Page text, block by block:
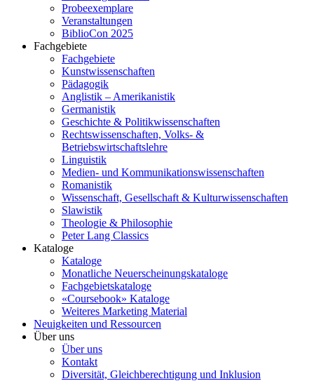
Probeexemplare
Veranstaltungen
BiblioCon 2025
Fachgebiete
Fachgebiete
Kunstwissenschaften
Pädagogik
Anglistik – Amerikanistik
Germanistik
Geschichte & Politikwissenschaften
Rechtswissenschaften, Volks- &
Betriebswirtschaftslehre
Linguistik
Medien- und Kommunikationswissenschaften
Romanistik
Wissenschaft, Gesellschaft & Kulturwissenschaften
Slawistik
Theologie & Philosophie
Peter Lang Classics
Kataloge
Kataloge
Monatliche Neuerscheinungskataloge
Fachgebietskataloge
«Coursebook» Kataloge
Weiteres Marketing Material
Neuigkeiten und Ressourcen
Über uns
Über uns
Kontakt
Diversität, Gleichberechtigung und Inklusion